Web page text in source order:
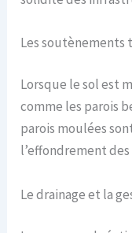
Les soutènements
Lorsque le sol est
comme les parois
parois moulées
l’effondrement des
Le drainage et la